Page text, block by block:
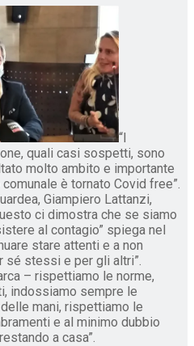
“I
quali casi sospetti, sono
molto ambito e importante
è tornato Covid free”.
Giampiero Lattanzi,
ci dimostra che se siamo
al contagio” spiega nel
stare attenti e a non
sé stessi e per gli altri”.
– rispettiamo le norme,
indossiamo sempre le
mani, rispettiamo le
e al minimo dubbio
a casa”.